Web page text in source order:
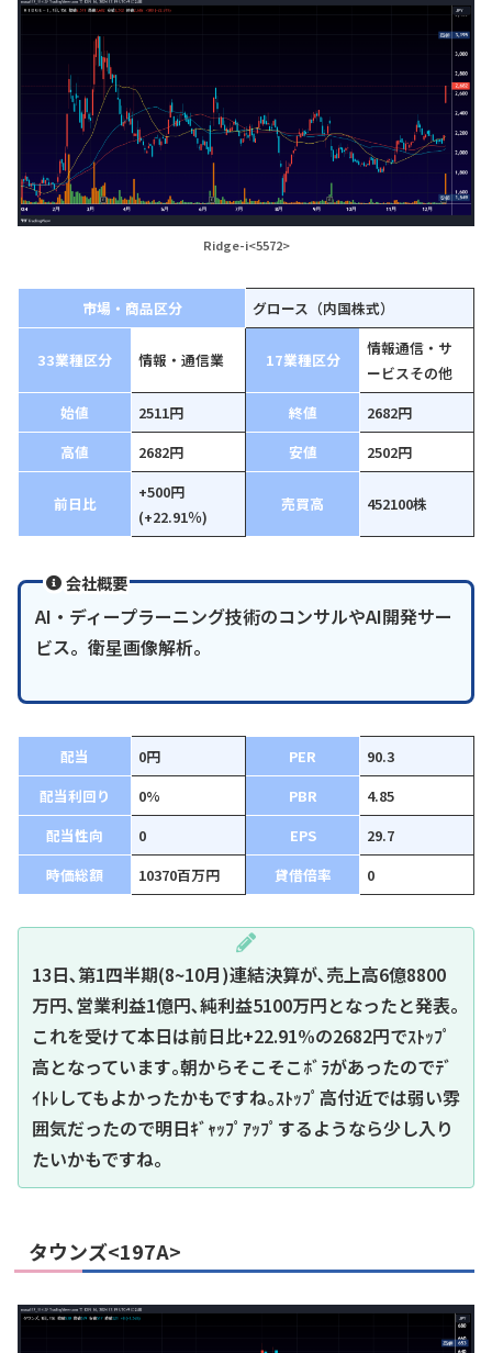
Ridge-i<5572>
市場・商品区分 グロース（内国株式）
33業種区分 情報・通信業 17業種区分
情報通信・サ
ービスその他
始値
2511円 終値
2682円
高値
2682円 安値 2502円
前日比
+500円
(+22.91％)
売買高 452100株
会社概要
AI・ディープラーニング技術のコンサルやAI開発サー
ビス。衛星画像解析。
配当 0円 PER
90.3
配当利回り
0% PBR
4.85
配当性向
0 EPS
29.7
時価総額
10370百万円 貸借倍率 0
13日､第1四半期(8~10月)連結決算が､売上高6億8800
万円､営業利益1億円､純利益5100万円となったと発表｡
これを受けて本日は前日比+22.91%の2682円でｽﾄｯﾌﾟ
高となっています｡朝からそこそこﾎﾞﾗがあったのでﾃﾞ
ｲﾄﾚしてもよかったかもですね｡ｽﾄｯﾌﾟ高付近では弱い雰
囲気だったので明日ｷﾞｬｯﾌﾟｱｯﾌﾟするようなら少し入り
たいかもですね｡
タウンズ<197A>